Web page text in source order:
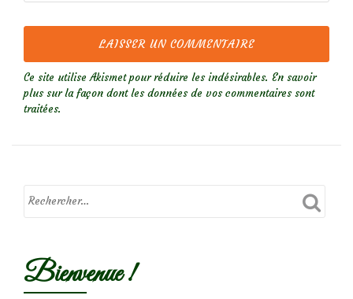
Ce site utilise Akismet pour réduire les indésirables. En savoir
plus sur la façon dont les données de vos commentaires sont
traitées.
Bienvenue !